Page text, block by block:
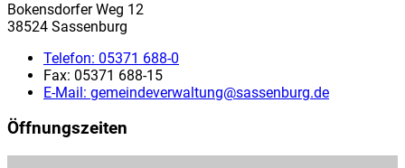
Bokensdorfer Weg 12
38524 Sassenburg
Telefon: 05371 688-0
Fax: 05371 688-15
E-Mail: gemeindeverwaltung@sassenburg.de
Öffnungszeiten